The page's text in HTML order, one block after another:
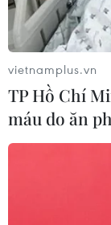
TIN LIÊN
vietnamplus.vn
TP Hồ Chí
máu do ăn